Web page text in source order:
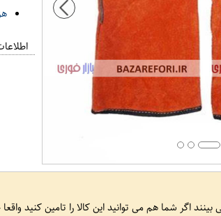
بینند اگر شما هم می توانید این کالا را تامین کنید